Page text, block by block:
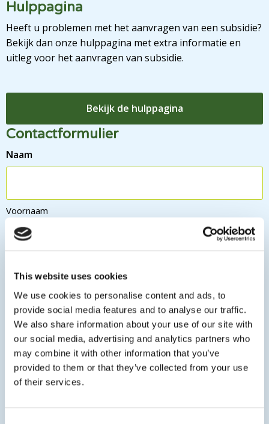
This website uses cookies
We use cookies to personalise content and ads, to
provide social media features and to analyse our traffic.
We also share information about your use of our site with
our social media, advertising and analytics partners who
may combine it with other information that you’ve
provided to them or that they’ve collected from your use
of their services.
Hulppagina
Heeft u problemen met het aanvragen van een subsidie?
Bekijk dan onze hulppagina met extra informatie en
uitleg voor het aanvragen van subsidie.
Bekijk de hulppagina
Contactformulier
Naam
Voornaam
E-mailadres
Telefoon